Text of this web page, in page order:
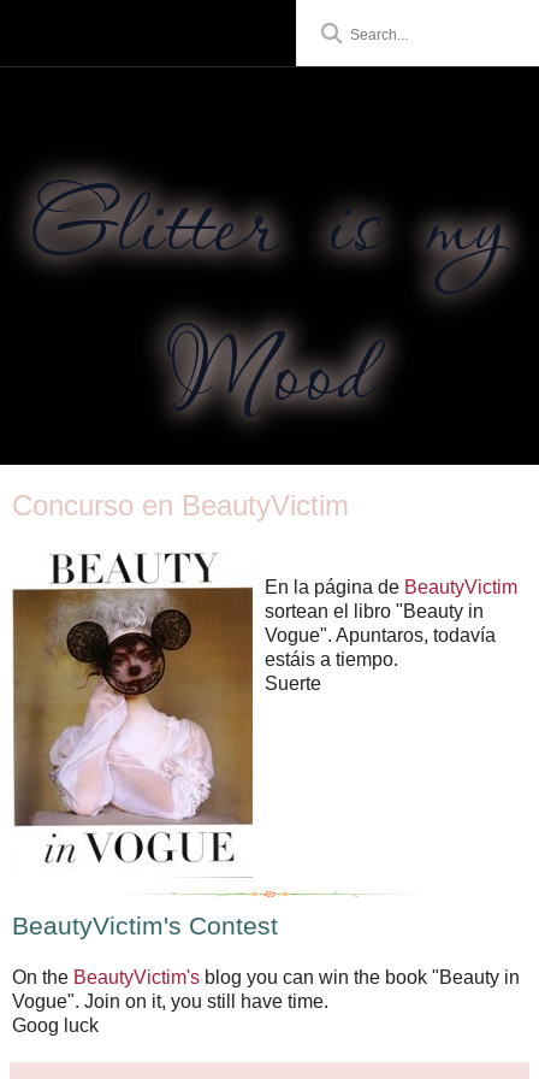
Glitter is my
Mood
Concurso en BeautyVictim
En la página de BeautyVictim
sortean el libro "Beauty in
Vogue". Apuntaros, todavía
estáis a tiempo.
Suerte
BeautyVictim's Contest
On the BeautyVictim's blog you can win the book "Beauty in
Vogue". Join on it, you still have time.
Goog luck